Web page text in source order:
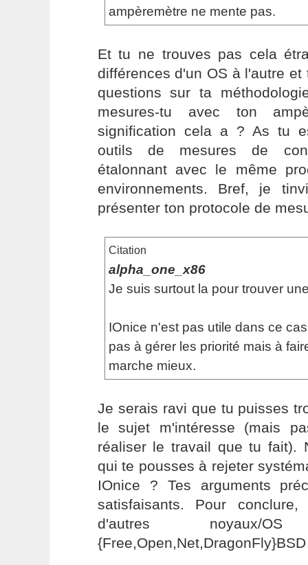
ampèremètre ne mente pas.
Et tu ne trouves pas cela
différences d'un OS à l'autre
questions sur ta
mesures-tu avec ton
signification cela a ? As tu
outils de mesures de
étalonnant avec le même
environnements. Bref, je
présenter ton protocole de
Citation
alpha_one_x86
Je suis surtout la pour trouver
IOnice n'est pas utile dans ce
pas à gérer les priorité mais à
marche mieux.
Je serais ravi que tu puisses
le sujet m'intéresse (mais
réaliser le travail que tu fait).
qui te pousses à rejeter
IOnice ? Tes arguments
satisfaisants. Pour
d'autres